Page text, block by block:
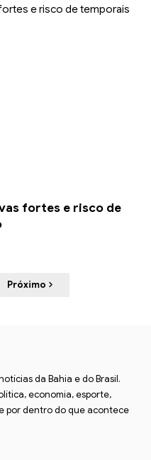
fortes e risco de
Próximo
da Bahia e do Brasil.
economia, esporte,
por dentro do que acontece